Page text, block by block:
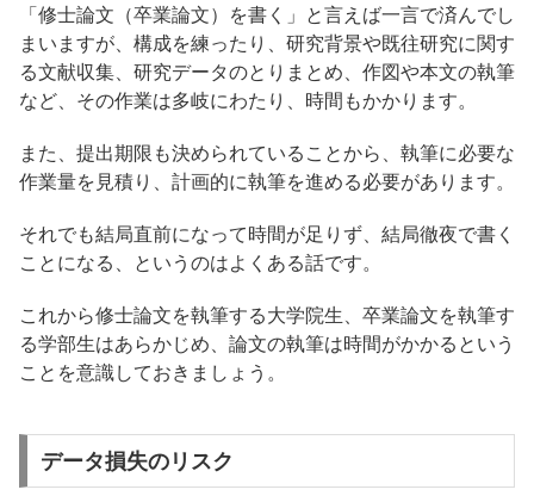
「修士論文（卒業論文）を書く」と言えば一言で済んでし
まいますが、構成を練ったり、研究背景や既往研究に関す
る文献収集、研究データのとりまとめ、作図や本文の執筆
など、その作業は多岐にわたり、時間もかかります。
また、提出期限も決められていることから、執筆に必要な
作業量を見積り、計画的に執筆を進める必要があります。
それでも結局直前になって時間が足りず、結局徹夜で書く
ことになる、というのはよくある話です。
これから修士論文を執筆する大学院生、卒業論文を執筆す
る学部生はあらかじめ、論文の執筆は時間がかかるという
ことを意識しておきましょう。
データ損失のリスク